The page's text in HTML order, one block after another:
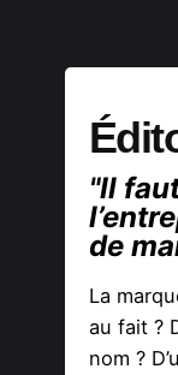
"Il
de
La
au fait ?
nom ?